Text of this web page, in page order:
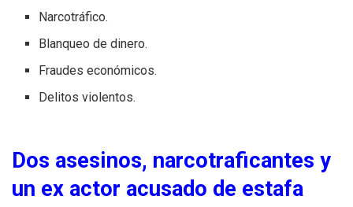
Narcotráfico.
Blanqueo de dinero.
Fraudes económicos.
Delitos violentos.
Dos asesinos, narcotraficantes y
un ex actor acusado de estafa